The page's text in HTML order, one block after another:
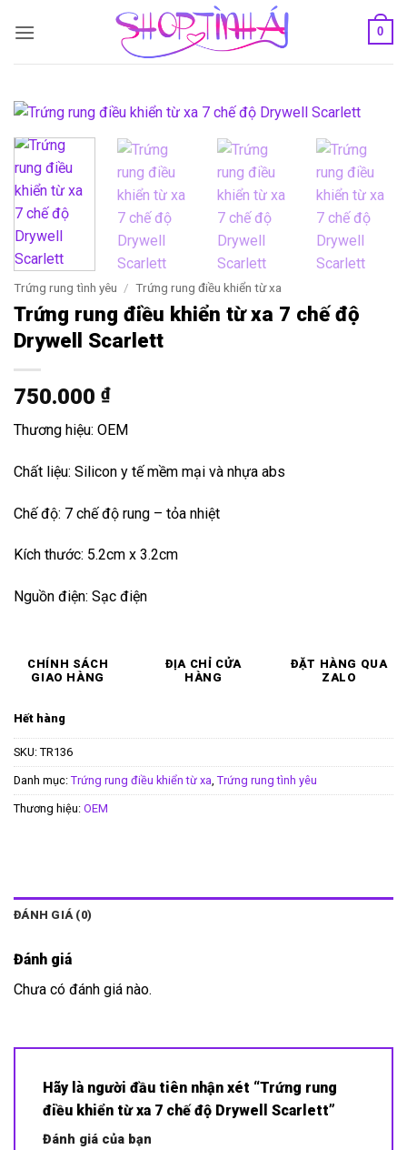
qua
0
Trứng rung tình yêu / Trứng rung điều khiển từ xa
Trứng rung điều khiển từ xa 7 chế độ
Drywell Scarlett
750.000 ₫
Thương hiệu: OEM
Chất liệu: Silicon y tế mềm mại và nhựa abs
Chế độ: 7 chế độ rung – tỏa nhiệt
Kích thước: 5.2cm x 3.2cm
Nguồn điện: Sạc điện
CHÍNH SÁCH
GIAO HÀNG
ĐỊA CHỈ CỬA
HÀNG
ĐẶT HÀNG QUA
ZALO
Hết hàng
SKU: TR136
Danh mục: Trứng rung điều khiển từ xa Trứng rung tình yêu
Thương hiệu: OEM
ĐÁNH GIÁ (0)
Đánh giá
Chưa có đánh giá nào.
Hãy là người đầu tiên nhận xét “Trứng rung
điều khiển từ xa 7 chế độ Drywell Scarlett”
Đánh giá của bạn